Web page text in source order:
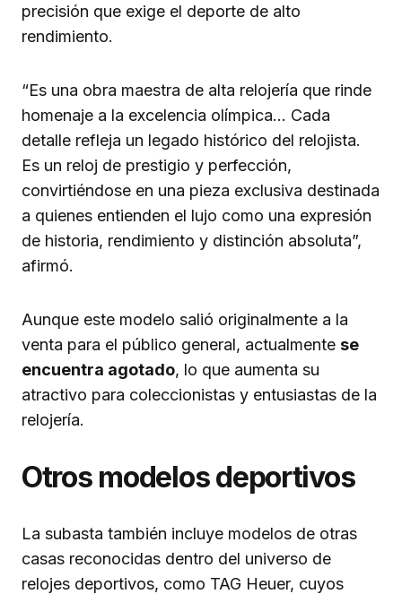
precisión que exige el deporte de alto
rendimiento.
“Es una obra maestra de alta relojería que rinde
homenaje a la excelencia olímpica… Cada
detalle refleja un legado histórico del relojista.
Es un reloj de prestigio y perfección,
convirtiéndose en una pieza exclusiva destinada
a quienes entienden el lujo como una expresión
de historia, rendimiento y distinción absoluta”,
afirmó.
Aunque este modelo salió originalmente a la
venta para el público general, actualmente se
encuentra agotado, lo que aumenta su
atractivo para coleccionistas y entusiastas de la
relojería.
Otros modelos deportivos
La subasta también incluye modelos de otras
casas reconocidas dentro del universo de
relojes deportivos, como TAG Heuer, cuyos